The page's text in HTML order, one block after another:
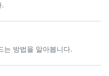
.
는 방법을 알아봅니다.